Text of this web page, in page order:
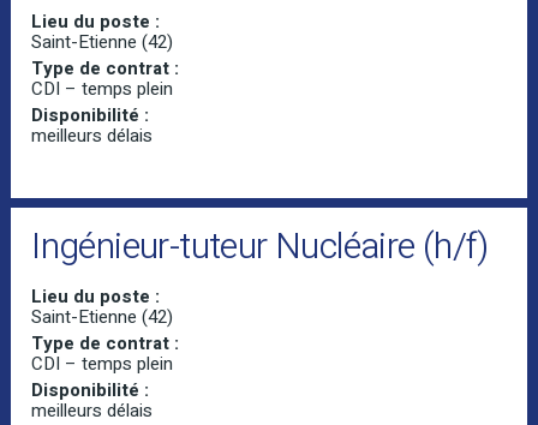
Lieu du poste :
Saint-Etienne (42)
Type de contrat :
CDI – temps plein
Disponibilité :
meilleurs délais
Ingénieur-tuteur Nucléaire (h/f)
Lieu du poste :
Saint-Etienne (42)
Type de contrat :
CDI – temps plein
Disponibilité :
meilleurs délais